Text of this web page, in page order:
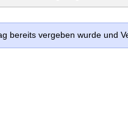
bereits vergeben wurde und